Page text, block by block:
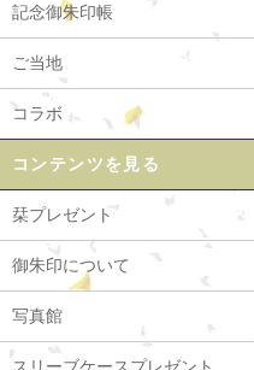
記念御朱印帳
ご当地
コラボ
コンテンツを見る
栞プレゼント
御朱印について
写真館